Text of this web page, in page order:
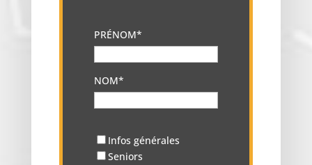
PRÉNOM*
NOM*
Infos générales
Seniors